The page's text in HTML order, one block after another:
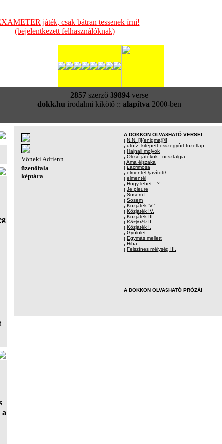
játék, csak bátran tessenek írni!
(bejelentkezett felhasználóknak)
2857szerző 39894verse
dokk.hu irodalmi kikötő :: alapítva 2000-ben
a
Vőneki Adrienn
üzenőfala
képtára
A DOKKON OLVASHATÓ VERSEI
¡ N.N. [i](enigma)[/i]
¡ utóíz, kitépett összegyûrt füzetlap
¡ Hajnali molyok
¡ Olcsó játékok - nosztalgia
¡Ama éjszaka
¡ Lacrimosa
¡ elmentél /javított/
¡ elmentél
¡ Hogy lehet…?
¡ Je pleure
¡ Sosem I.
¡ Sosem
¡ Közjáték ’V.’
¡ Közjáték IV.
¡ Közjáték III
¡ Közjáték II.
¡ Közjáték I.
¡ Gyûlölet
¡ Egymás mellett
¡ Hiba
¡ Felszínes mélység III.
A DOKKON OLVASHATÓ PRÓZÁI